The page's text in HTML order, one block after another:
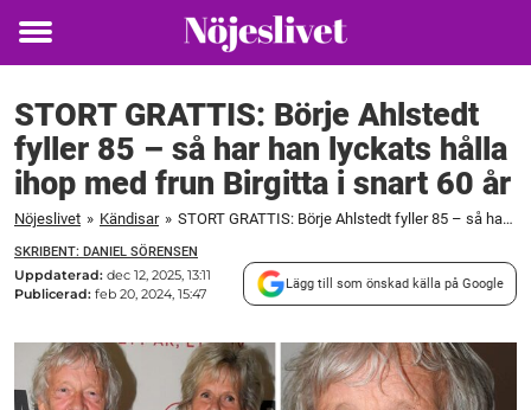
Toggle
STORT GRATTIS: Börje Ahlstedt
fyller 85 – så har han lyckats hålla
ihop med frun Birgitta i snart 60 år
Nöjeslivet » Kändisar » STORT GRATTIS: Börje Ahlstedt fyller 85 – så har han lyckats hålla ihop med frun Birgitta i snart 60 år
SKRIBENT: DANIEL SÖRENSEN
Uppdaterad: dec 12, 2025, 13:11
Publicerad: feb 20, 2024, 15:47
Lägg till som önskad källa på Google